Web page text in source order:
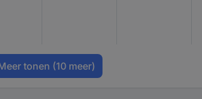
tonen (10 meer)